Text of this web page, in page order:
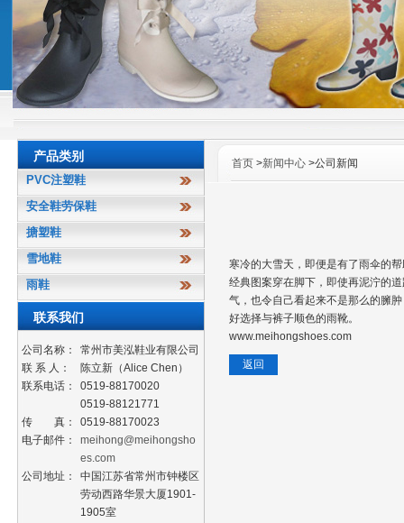
产品类别
PVC注塑鞋
安全鞋劳保鞋
搪塑鞋
雪地鞋
雨鞋
联系我们
公司名称：
常州市美泓鞋业有限公司
联 系 人：
陈立新（Alice Chen）
联系电话：
0519-88170020
0519-88121771
传 真：
0519-88170023
电子邮件：
meihong@meihongsho
es.com
公司地址：
中国江苏省常州市钟楼区
劳动西路华景大厦1901-
1905室
首页 >新闻中心 >公司新闻
寒冷的大雪天，即便是有了雨伞的
经典图案穿在脚下，即使再泥泞的
气，也令自己看起来不是那么的臃
好选择与裤子顺色的雨靴。
www.meihongshoes.com